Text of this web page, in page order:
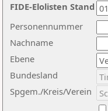
Nachname
Ebene
Personennummer
Bundesland
Spgem./Kreis/Verein
FIDE-Elolisten Stand